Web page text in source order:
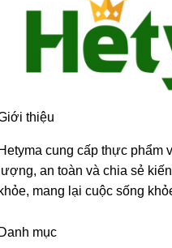
thiệu
cung cấp thực phẩm
an toàn và chia sẻ
mang lại cuộc sống
mục